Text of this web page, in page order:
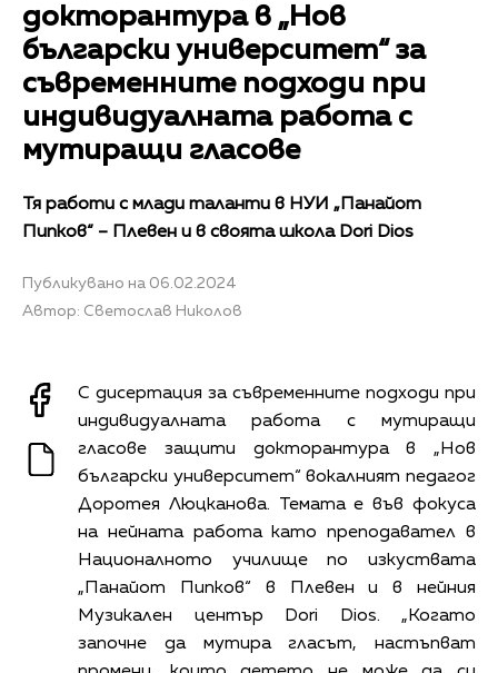
докторантура в „Нов
български университет“ за
съвременните подходи при
индивидуалната работа с
мутиращи гласове
Тя работи с млади таланти в НУИ „Панайот
Пипков“ – Плевен и в своята школа Dori Dios
Публикувано на 06.02.2024
Автор: Светослав Николов
С дисертация за съвременните подходи при
индивидуалната работа с мутиращи
гласове защити докторантура в „Нов
български университет“ вокалният педагог
Доротея Люцканова. Темата е във фокуса
на нейната работа като преподавател в
Националното училище по изкуствата
„Панайот Пипков“ в Плевен и в нейния
Музикален център Dori Dios. „Когато
започне да мутира гласът, настъпват